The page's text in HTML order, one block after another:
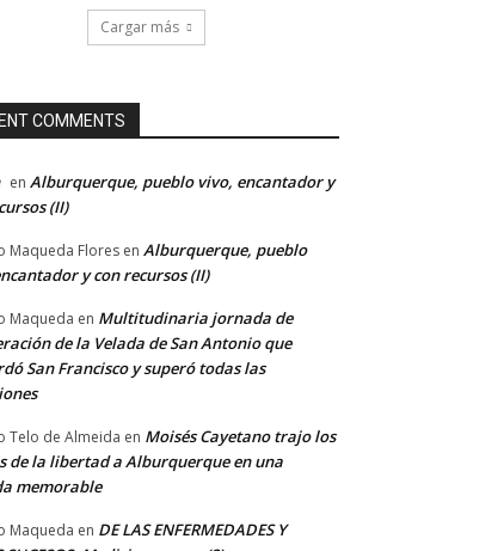
Cargar más
COMMENTS
en Alburquerque, pueblo vivo, encantador y
(II)
Maqueda Flores en Alburquerque, pueblo
y con recursos (II)
Maqueda en Multitudinaria jornada de
de la Velada de San Antonio que
San Francisco y superó todas las
Telo de Almeida en Moisés Cayetano trajo los
de la libertad a Alburquerque en una
memorable
Maqueda en DE LAS ENFERMEDADES Y